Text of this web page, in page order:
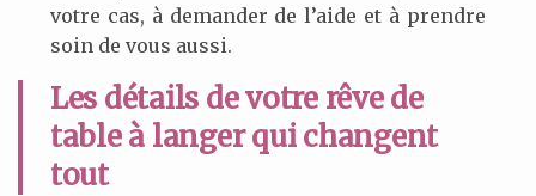
votre cas, à demander de l’aide et à prendre
soin de vous aussi.
Les détails de votre rêve de
table à langer qui changent
tout